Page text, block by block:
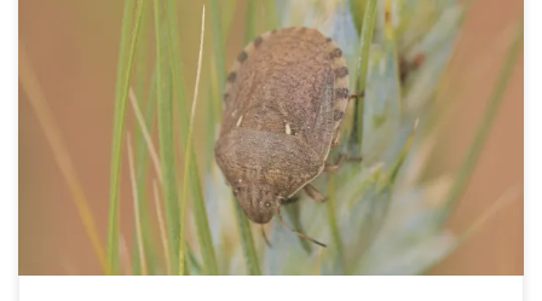
On appelle « punaises des céréales » plusieurs espèces du genre
Eurygaster. Mais Eurygaster maura est la plus largement répartie.
Elle ne cause que localement (en Russie par exemple) des
dégâts notables sur les cultures céréalières. Eurygaster maura
Linnaeus,1758 POSITION SYSTÉMATIQUE : Insecte, Hémiptère,
Hétéroptère Famille des Scutelleridae. ETYMOLOGIE : Eurygaster
vient du grec est signifie […]